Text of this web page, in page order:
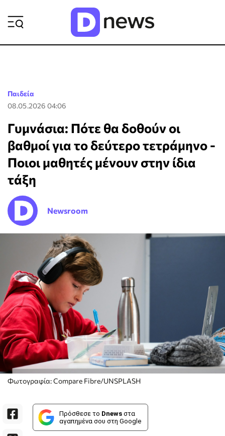
Παιδεία
08.05.2026 04:06
Γυμνάσια: Πότε θα δοθούν οι
βαθμοί για το δεύτερο τετράμηνο -
Ποιοι μαθητές μένουν στην ίδια
τάξη
Newsroom
Φωτογραφία: Compare Fibre/UNSPLASH
Πρόσθεσε το Dnews στα
αγαπημένα σου στη Google